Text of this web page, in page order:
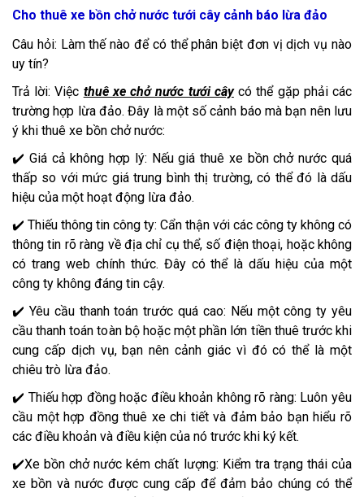
Cho thuê xe bồn chở nước tưới cây cảnh báo lừa đảo
Câu hỏi: Làm thế nào để có thể phân biệt đơn vị dịch vụ nào
uy tín?
Trả lời: Việc thuê xe chở nước tưới câycó thể gặp phải các
trường hợp lừa đảo. Đây là một số cảnh báo mà bạn nên lưu
ý khi thuê xe bồn chở nước:
✔️ Giá cả không hợp lý: Nếu giá thuê xe bồn chở nước quá
thấp so với mức giá trung bình thị trường, có thể đó là dấu
hiệu của một hoạt động lừa đảo.
✔️ Thiếu thông tin công ty: Cẩn thận với các công ty không có
thông tin rõ ràng về địa chỉ cụ thể, số điện thoại, hoặc không
có trang web chính thức. Đây có thể là dấu hiệu của một
công ty không đáng tin cậy.
✔️ Yêu cầu thanh toán trước quá cao: Nếu một công ty yêu
cầu thanh toán toàn bộ hoặc một phần lớn tiền thuê trước khi
cung cấp dịch vụ, bạn nên cảnh giác vì đó có thể là một
chiêu trò lừa đảo.
✔️ Thiếu hợp đồng hoặc điều khoản không rõ ràng: Luôn yêu
cầu một hợp đồng thuê xe chi tiết và đảm bảo bạn hiểu rõ
các điều khoản và điều kiện của nó trước khi ký kết.
✔️Xe bồn chở nước kém chất lượng: Kiểm tra trạng thái của
xe bồn và nước được cung cấp để đảm bảo chúng có thể